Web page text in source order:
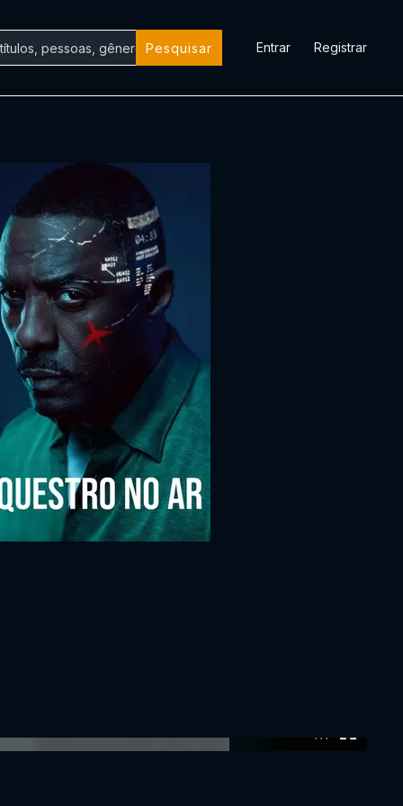
Pesquisar Entrar Registrar